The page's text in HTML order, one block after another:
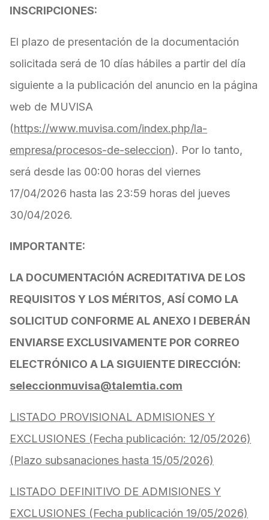
INSCRIPCIONES:
El plazo de presentación de la documentación
solicitada será de 10 días hábiles a partir del día
siguiente a la publicación del anuncio en la página
web de MUVISA
(https://www.muvisa.com/index.php/la-
empresa/procesos-de-seleccion). Por lo tanto,
será desde las 00:00 horas del viernes
17/04/2026 hasta las 23:59 horas del jueves
30/04/2026.
IMPORTANTE:
LA DOCUMENTACIÓN ACREDITATIVA DE LOS
REQUISITOS Y LOS MÉRITOS, ASÍ COMO LA
SOLICITUD CONFORME AL ANEXO I DEBERÁN
ENVIARSE EXCLUSIVAMENTE POR CORREO
ELECTRÓNICO A LA SIGUIENTE DIRECCIÓN:
seleccionmuvisa@talemtia.com
LISTADO PROVISIONAL ADMISIONES Y
EXCLUSIONES (Fecha publicación: 12/05/2026)
(Plazo subsanaciones hasta 15/05/2026)
LISTADO DEFINITIVO DE ADMISIONES Y
EXCLUSIONES (Fecha publicación 19/05/2026)